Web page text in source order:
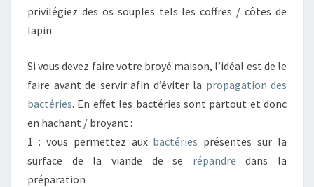
privilégiez des os souples tels les coffres / côtes de
lapin
Si vous devez faire votre broyé maison, l’idéal est de le
faire avant de servir afin d’éviter la propagation des
bactéries. En effet les bactéries sont partout et donc
en hachant / broyant :
1 : vous permettez aux bactéries présentes sur la
surface de la viande de se répandre dans la
préparation